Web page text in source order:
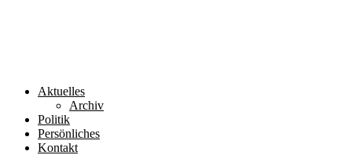
Aktuelles
Archiv
Politik
Persönliches
Kontakt